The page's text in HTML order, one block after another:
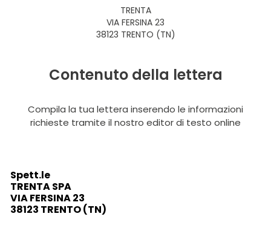
TRENTA
VIA FERSINA 23
38123 TRENTO (TN)
Contenuto della lettera
Compila la tua lettera inserendo le informazioni
richieste tramite il nostro editor di testo online
Spett.le
TRENTA SPA
VIA FERSINA 23
38123 TRENTO (TN)